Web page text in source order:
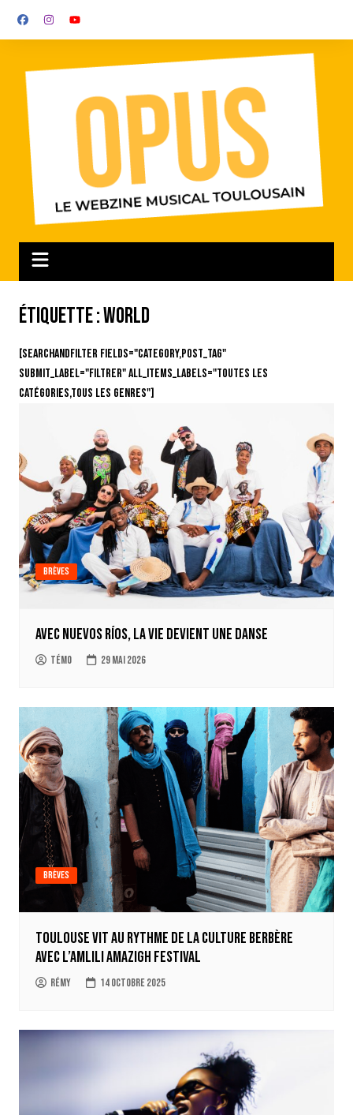
Étiquette :World
[searchandfilter fields="category,post_tag"
submit_label="Filtrer" all_items_labels="Toutes les
catégories,Tous les genres"]
Brèves
Avec Nuevos Ríos, la vie devient une danse
Témo 29 mai 2026
Brèves
Toulouse vit au rythme de la culture berbère
avec l’Amlili Amazigh Festival
Rémy 14 octobre 2025